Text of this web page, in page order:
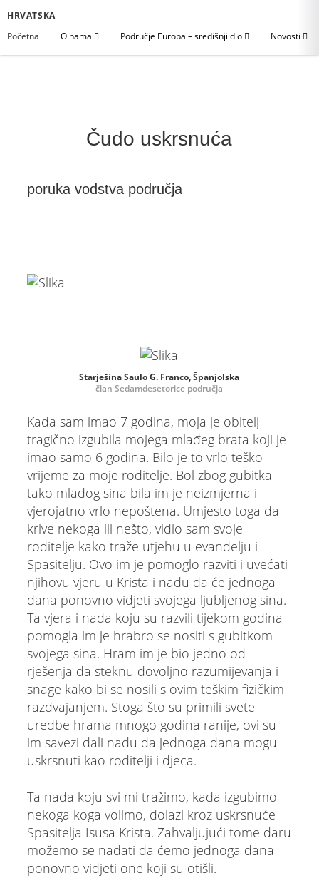
HRVATSKA
Početna
O nama Područje Europa – središnji dio Novosti
Čudo uskrsnuća
poruka vodstva područja
Starješina Saulo G. Franco, Španjolska
član Sedamdesetorice područja
Kada sam imao 7 godina, moja je obitelj
tragično izgubila mojega mlađeg brata koji je
imao samo 6 godina. Bilo je to vrlo teško
vrijeme za moje roditelje. Bol zbog gubitka
tako mladog sina bila im je neizmjerna i
vjerojatno vrlo nepoštena. Umjesto toga da
krive nekoga ili nešto, vidio sam svoje
roditelje kako traže utjehu u evanđelju i
Spasitelju. Ovo im je pomoglo razviti i uvećati
njihovu vjeru u Krista i nadu da će jednoga
dana ponovno vidjeti svojega ljubljenog sina.
Ta vjera i nada koju su razvili tijekom godina
pomogla im je hrabro se nositi s gubitkom
svojega sina. Hram im je bio jedno od
rješenja da steknu dovoljno razumijevanja i
snage kako bi se nosili s ovim teškim fizičkim
razdvajanjem. Stoga što su primili svete
uredbe hrama mnogo godina ranije, ovi su
im savezi dali nadu da jednoga dana mogu
uskrsnuti kao roditelji i djeca.
Ta nada koju svi mi tražimo, kada izgubimo
nekoga koga volimo, dolazi kroz uskrsnuće
Spasitelja Isusa Krista. Zahvaljujući tome daru
možemo se nadati da ćemo jednoga dana
ponovno vidjeti one koji su otišli.